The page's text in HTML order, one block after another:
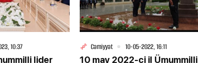
10:37
lider
Cəmiyyət 10-05-2022, 16:11
10 may 2022-ci il Ümummilli